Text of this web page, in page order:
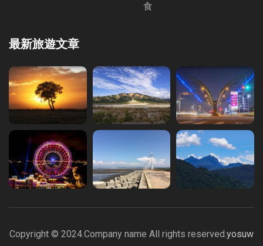
最新旅遊文章
食
Copyright © 2024.Company name All rights reserved.yosuw